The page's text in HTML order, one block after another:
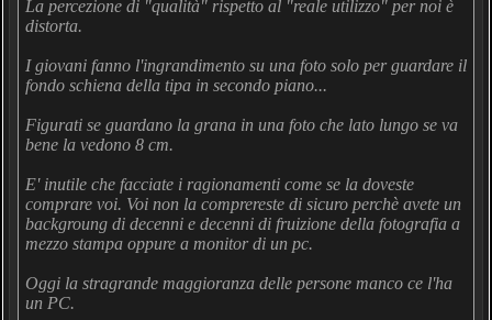
La percezione di "qualità" rispetto al "reale utilizzo" per noi è
distorta.
I giovani fanno l'ingrandimento su una foto solo per guardare il
fondo schiena della tipa in secondo piano...
Figurati se guardano la grana in una foto che lato lungo se va
bene la vedono 8 cm.
E' inutile che facciate i ragionamenti come se la doveste
comprare voi. Voi non la comprereste di sicuro perchè avete un
backgroung di decenni e decenni di fruizione della fotografia a
mezzo stampa oppure a monitor di un pc.
Oggi la stragrande maggioranza delle persone manco ce l'ha
un PC.